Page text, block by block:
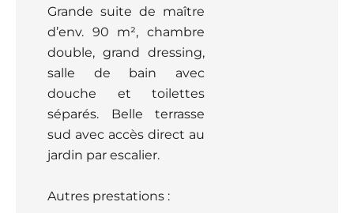
Grande suite de maître
d’env. 90 m², chambre
double, grand dressing,
salle de bain avec
douche et toilettes
séparés. Belle terrasse
sud avec accès direct au
jardin par escalier.
Autres prestations :